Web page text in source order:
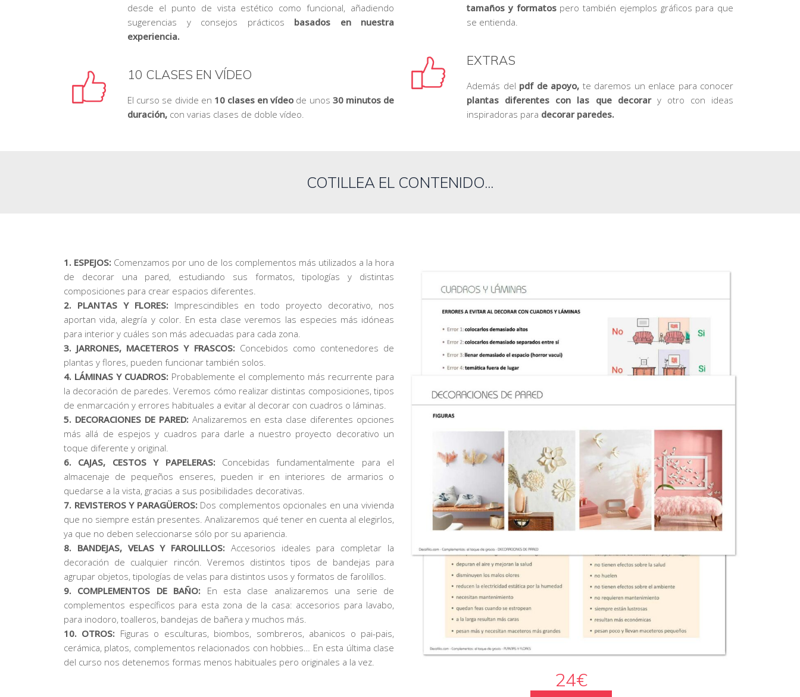
desde el punto de vista estético como funcional, añadiendo
sugerencias y consejos prácticos basados en nuestra
experiencia.
10 CLASES EN VÍDEO
El curso se divide en 10 clases en vídeo de unos 30 minutos de
duración, con varias clases de doble vídeo.
tamaños y formatospero también ejemplos gráficos para que
se entienda.
EXTRAS
Además del pdf de apoyo, te daremos un enlace para conocer
plantas diferentes con las que decorary otro con ideas
inspiradoras para decorar paredes.
COTILLEA EL CONTENIDO...
1. ESPEJOS: Comenzamos por uno de los complementos más utilizados a la hora
de decorar una pared, estudiando sus formatos, tipologías y distintas
composiciones para crear espacios diferentes.
2. PLANTAS Y FLORES: Imprescindibles en todo proyecto decorativo, nos
aportan vida, alegría y color. En esta clase veremos las especies más idóneas
para interior y cuáles son más adecuadas para cada zona.
3. JARRONES, MACETEROS Y FRASCOS: Concebidos como contenedores de
plantas y flores, pueden funcionar también solos.
4. LÁMINAS Y CUADROS: Probablemente el complemento más recurrente para
la decoración de paredes. Veremos cómo realizar distintas composiciones, tipos
de enmarcación y errores habituales a evitar al decorar con cuadros o láminas.
5. DECORACIONES DE PARED: Analizaremos en esta clase diferentes opciones
más allá de espejos y cuadros para darle a nuestro proyecto decorativo un
toque diferente y original.
6. CAJAS, CESTOS Y PAPELERAS: Concebidas fundamentalmente para el
almacenaje de pequeños enseres, pueden ir en interiores de armarios o
quedarse a la vista, gracias a sus posibilidades decorativas.
7. REVISTEROS Y PARAGÜEROS: Dos complementos opcionales en una vivienda
que no siempre están presentes. Analizaremos qué tener en cuenta al elegirlos,
ya que no deben seleccionarse sólo por su apariencia.
8. BANDEJAS, VELAS Y FAROLILLOS: Accesorios ideales para completar la
decoración de cualquier rincón. Veremos distintos tipos de bandejas para
agrupar objetos, tipologías de velas para distintos usos y formatos de farolillos.
9. COMPLEMENTOS DE BAÑO: En esta clase analizaremos una serie de
complementos específicos para esta zona de la casa: accesorios para lavabo,
para inodoro, toalleros, bandejas de bañera y muchos más.
10. OTROS: Figuras o esculturas, biombos, sombreros, abanicos o pai-pais,
cerámica, platos, complementos relacionados con hobbies… En esta última clase
del curso nos detenemos formas menos habituales pero originales a la vez.
24€